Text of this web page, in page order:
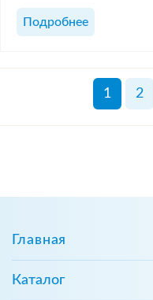
Подробнее
1 2
Главная
Каталог